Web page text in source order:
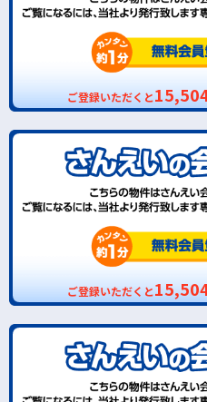
ご登録いただくと
ご登録いただくと